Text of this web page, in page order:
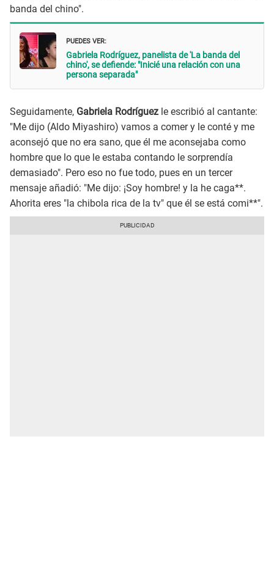
banda del chino".
PUEDES VER:
Gabriela Rodríguez, panelista de 'La banda del
chino', se defiende: "Inicié una relación con una
persona separada"
Seguidamente, Gabriela Rodríguez le escribió al cantante:
"Me dijo (Aldo Miyashiro) vamos a comer y le conté y me
aconsejó que no era sano, que él me aconsejaba como
hombre que lo que le estaba contando le sorprendía
demasiado". Pero eso no fue todo, pues en un tercer
mensaje añadió: "Me dijo: ¡Soy hombre! y la he caga**.
Ahorita eres "la chibola rica de la tv" que él se está comi**".